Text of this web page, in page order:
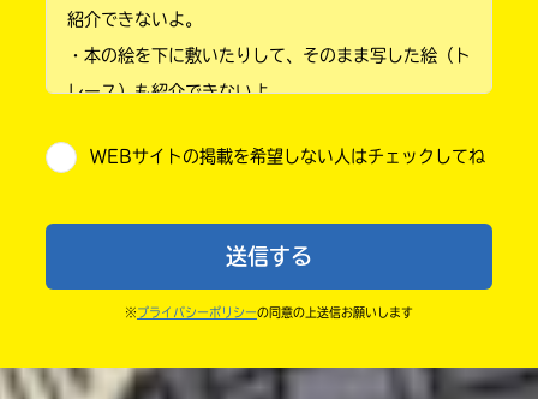
小学4年
小学6年
中学1年
高校生以上
紹介できないよ。
・本の絵を下に敷いたりして、そのまま写した絵（ト
レース）も紹介できないよ。
・送ってからすぐには紹介されないので、待ってて
ならないよう気をつけてね。
・キャンペーン開催中は、投稿した後の画面にバナー
・ポプラ社の宣伝物で紹介させてもらうことがある
WEBサイトの掲載を希望しない人はチェックしてね
送信する
※ プライバシーポリシーの同意の上送信お願いします